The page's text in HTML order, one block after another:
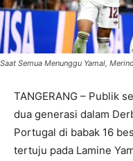
Saat Semua Menunggu Yamal,
TANGERANG – Publik
dua generasi dalam
Portugal di babak 16
tertuju pada Lamine